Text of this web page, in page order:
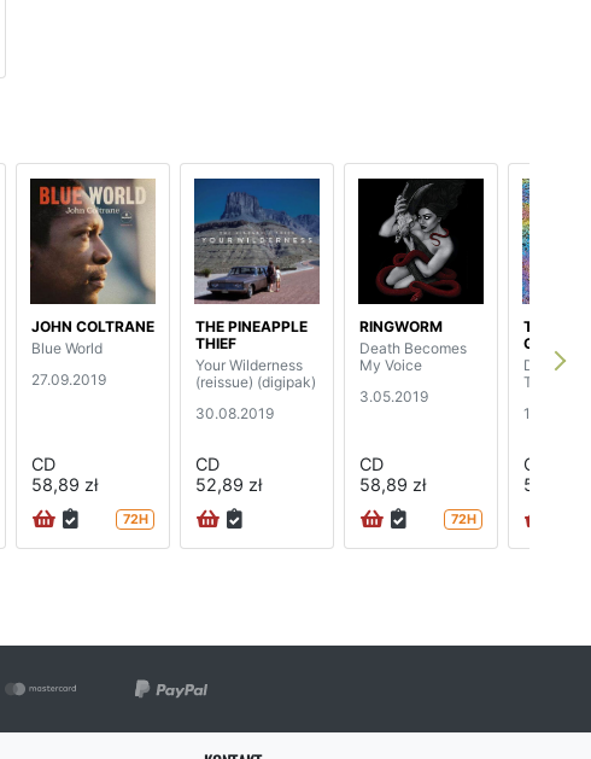
JOHN COLTRANE
Blue World
27.09.2019
CD
58,89 zł
72H
THE PINEAPPLE
THIEF
Your Wilderness
(reissue) (digipak)
30.08.2019
CD
52,89 zł
RINGWORM
Death Becomes
My Voice
3.05.2019
CD
58,89 zł
72H
THE
GODS
Data
Tangram
CD
50,89 zł